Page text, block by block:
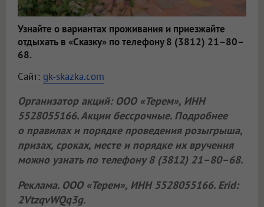
Узнайте о вариантах проживания и приезжайте
отдыхать в «Сказку» по телефону 8 (3812) 21–80–
68.
Сайт: gk-skazka.com
Организатор акций: ООО «Терем», ИНН
5528055166. Акции бессрочные. Подробнее
о правилах и порядке проведения розыгрыша,
призах, сроках, месте и порядке их вручения
можно узнать по телефону 8 (3812) 21–80–68.
Реклама. ООО «Терем», ИНН 5528055166. Erid:
2VtzqvWQq3g.